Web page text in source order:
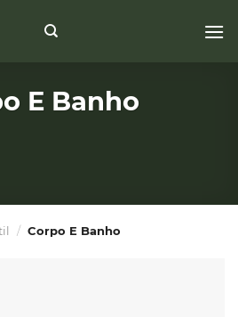
E Banho
/ Corpo E Banho